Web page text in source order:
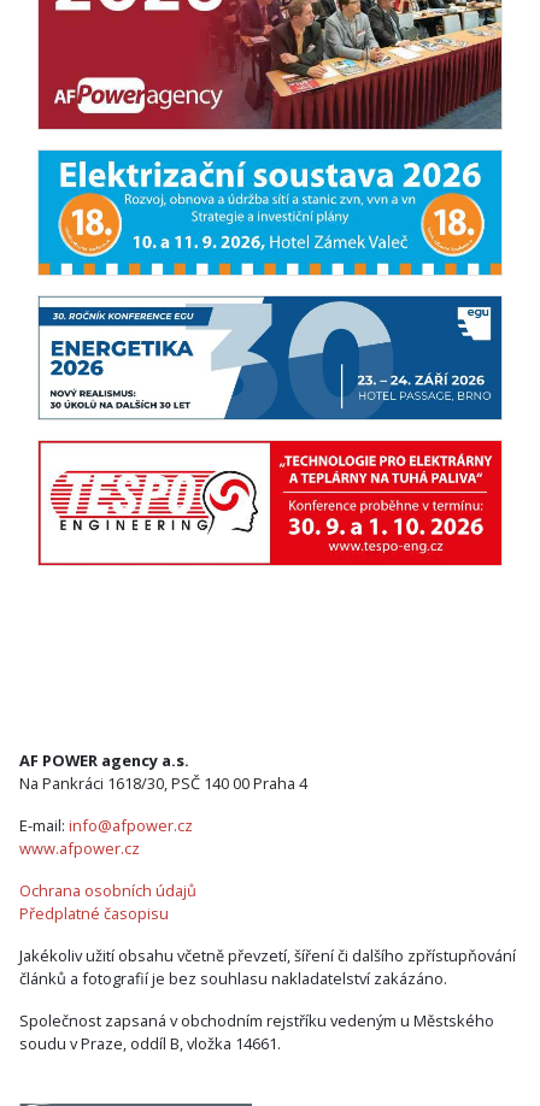
AF POWER agency a.s.
Na Pankráci 1618/30, PSČ 140 00 Praha 4
E-mail: info@afpower.cz
www.afpower.cz
Ochrana osobních údajů
Předplatné časopisu
Jakékoliv užití obsahu včetně převzetí, šíření či dalšího zpřístupňování
článků a fotografií je bez souhlasu nakladatelství zakázáno.
Společnost zapsaná v obchodním rejstříku vedeným u Městského
soudu v Praze, oddíl B, vložka 14661.